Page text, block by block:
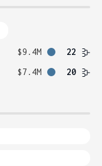
$9.4M
22
$7.4M 20